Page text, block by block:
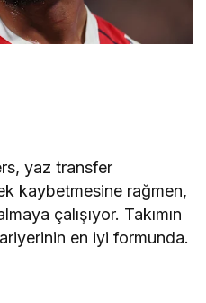
yaz transfer
kaybetmesine rağmen,
çalışıyor. Takımın
en iyi formunda.